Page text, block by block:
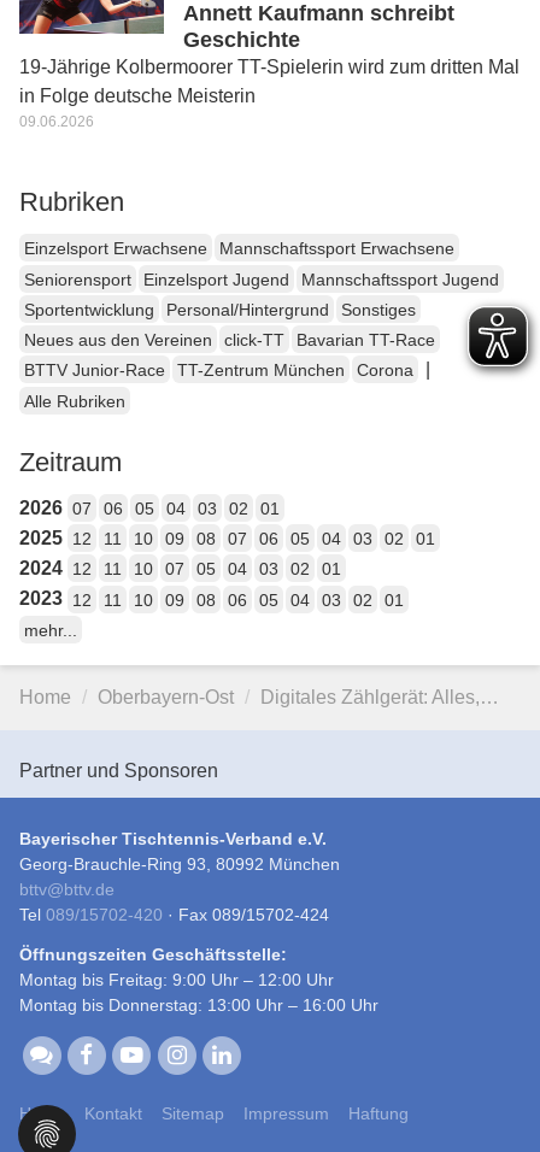
Annett Kaufmann schreibt
Geschichte
19-Jährige Kolbermoorer TT-Spielerin wird zum dritten Mal
in Folge deutsche Meisterin
09.06.2026
Rubriken
Einzelsport Erwachsene
Mannschaftssport Erwachsene
Seniorensport
Einzelsport Jugend
Mannschaftssport Jugend
Sportentwicklung
Personal/Hintergrund
Sonstiges
Neues aus den Vereinen
click-TT
Bavarian TT-Race
BTTV Junior-Race
TT-Zentrum München Corona
Alle Rubriken
Zeitraum
2026 07 06 05 04 03 02 01
2025 12 11 10 09 08 07 06 05 04 03 02 01
2024 12 11 10 07 05 04 03 02 01
2023 12 11 10 09 08 06 05 04 03 02
01
mehr...
Home Oberbayern-Ost Digitales Zählgerät: Alles,…
Partner und Sponsoren
Bayerischer Tischtennis-Verband e.V.
Georg-Brauchle-Ring 93, 80992 München
bttv@bttv.de
Tel 089/15702-420 · Fax 089/15702-424
Öffnungszeiten Geschäftsstelle:
Montag bis Freitag: 9:00 Uhr – 12:00 Uhr
Montag bis Donnerstag: 13:00 Uhr – 16:00 Uhr
Home Kontakt Sitemap Impressum Haftung